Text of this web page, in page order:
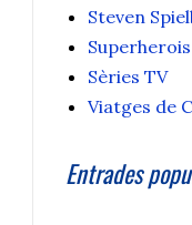
Steven
Superherois
Sèries TV
Viatges de
Entrades